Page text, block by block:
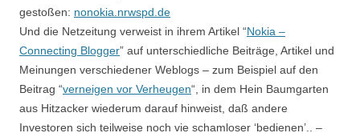
gestoßen: nonokia.nrwspd.de
Und die Netzeitung verweist in ihrem Artikel “Nokia –
Connecting Blogger” auf unterschiedliche Beiträge, Artikel und
Meinungen verschiedener Weblogs – zum Beispiel auf den
Beitrag “verneigen vor Verheugen“, in dem Hein Baumgarten
aus Hitzacker wiederum darauf hinweist, daß andere
Investoren sich teilweise noch vie schamloser ‘bedienen’.. –